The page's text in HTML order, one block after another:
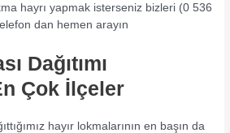
hayrı yapmak isterseniz bizleri (0 536
dan hemen arayın
Dağıtımı
Çok İlçeler
hayır lokmalarının en başın da